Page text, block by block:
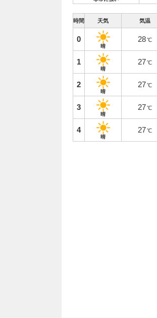
時間 天気 気温
0
晴
28 ℃
1
晴
27 ℃
2
晴
27 ℃
3
晴
27 ℃
4
晴
27 ℃